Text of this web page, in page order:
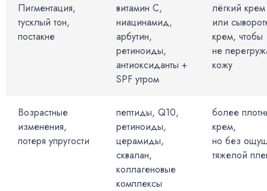
Пигментация,
тусклый тон,
постакне
витамин C,
ниацинамид,
арбутин,
ретиноиды,
антиоксиданты +
SPF утром
лёгкий крем
или
крем, чтобы
не
кожу
Возрастные
изменения,
потеря упругости
пептиды, Q10,
ретиноиды,
церамиды,
сквалан,
коллагеновые
комплексы
более
крем,
но без
тяжелой